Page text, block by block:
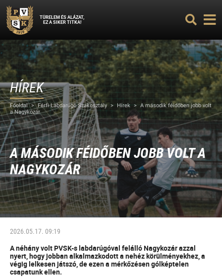
TÜRELEM ÉS ALÁZAT,
EZ A SIKER TITKA!
HÍREK
Főoldal > Férfi Labdarúgó Szakosztály > Hírek > A második féidőben jobb volt
a Nagykozár
A MÁSODIK FÉIDŐBEN JOBB VOLT A
NAGYKOZÁR
2026.05.17. 09:19
A néhány volt PVSK-s labdarúgóval felálló Nagykozár azzal
nyert, hogy jobban alkalmazkodott a nehéz körülményekhez, a
végig lelkesen játszó, de ezen a mérkőzésen gólképtelen
csapatunk ellen.